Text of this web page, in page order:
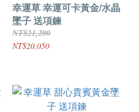
幸運草 幸運可卡黃金/水晶
墜子 送項鍊
NT$21,200
NT$20,050